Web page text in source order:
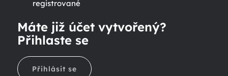
registrované
Máte již účet vytvořený?
Přihlaste se
Přihlásit se